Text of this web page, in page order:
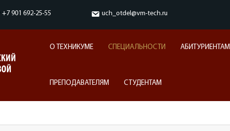
+7 901 692-25-55 uch_otdel@vm-tech.ru
О ТЕХНИКУМЕ СПЕЦИАЛЬНОСТИ АБИТУРИЕНТАМ
ПРЕПОДАВАТЕЛЯМ СТУДЕНТАМ